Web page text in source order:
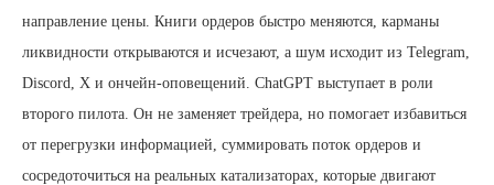
направление цены. Книги ордеров быстро меняются, карманы
ликвидности открываются и исчезают, а шум исходит из Telegram,
Discord, X и ончейн-оповещений. ChatGPT выступает в роли
второго пилота. Он не заменяет трейдера, но помогает избавиться
от перегрузки информацией, суммировать поток ордеров и
сосредоточиться на реальных катализаторах, которые двигают